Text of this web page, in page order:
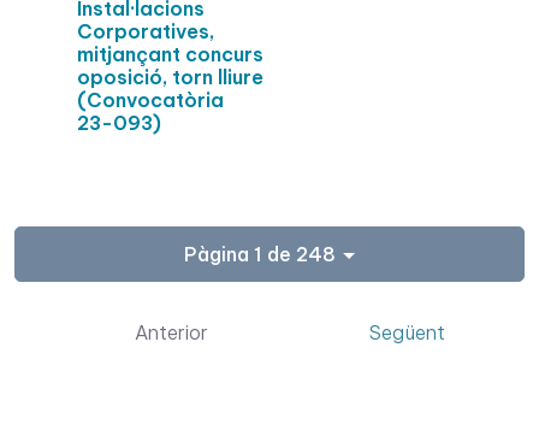
Instal·lacions
Corporatives,
mitjançant concurs
oposició, torn lliure
(Convocatòria
23-093)
Pàgina 1 de 248
Anterior Següent